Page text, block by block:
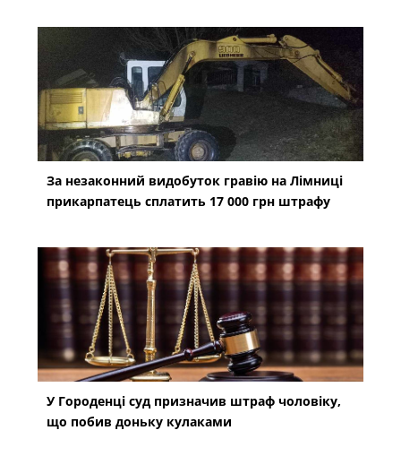
За незаконний видобуток гравію на Лімниці
прикарпатець сплатить 17 000 грн штрафу
У Городенці суд призначив штраф чоловіку,
що побив доньку кулаками